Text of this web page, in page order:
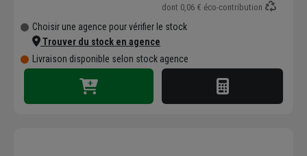
dont 0,06 € éco-contribution
Choisir une agence pour vérifier le stock
Trouver du stock en agence
Livraison disponible selon stock agence